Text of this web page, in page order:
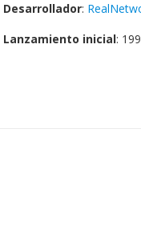
Desarrollador:
Lanzamiento inicial: